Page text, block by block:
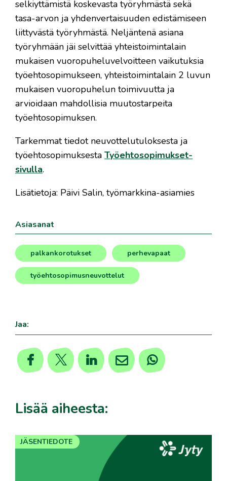
selkiyttämistä koskevasta työryhmästä sekä
tasa-arvon ja yhdenvertaisuuden edistämiseen
liittyvästä työryhmästä. Neljäntenä asiana
työryhmään jäi selvittää yhteistoimintalain
mukaisen vuoropuheluvelvoitteen vaikutuksia
työehtosopimukseen, yhteistoimintalain 2 luvun
mukaisen vuoropuhelun toimivuutta ja
arvioidaan mahdollisia muutostarpeita
työehtosopimuksen.
Tarkemmat tiedot neuvottelutuloksesta ja
työehtosopimuksesta Työehtosopimukset-
sivulla.
Lisätietoja: Päivi Salin, työmarkkina-asiamies
Asiasanat
palkankorotukset
,
perhevapaat
, työehtosopimusneuvottelut
Jaa:
Lisää aiheesta:
JÄSENTIEDOTE